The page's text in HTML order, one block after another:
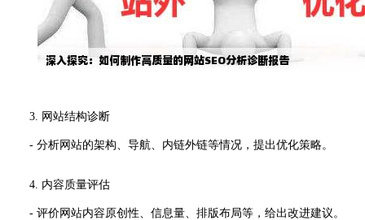
3. 网站结构诊断
- 分析网站的架构、导航、内链外链等情况，提出优化策略。
4. 内容质量评估
- 评价网站内容原创性、信息量、排版布局等，给出改进建议。